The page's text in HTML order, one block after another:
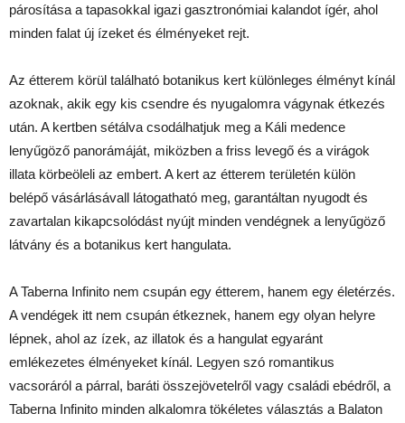
párosítása a tapasokkal igazi gasztronómiai kalandot ígér, ahol
minden falat új ízeket és élményeket rejt.
Az étterem körül található botanikus kert különleges élményt kínál
azoknak, akik egy kis csendre és nyugalomra vágynak étkezés
után. A kertben sétálva csodálhatjuk meg a Káli medence
lenyűgöző panorámáját, miközben a friss levegő és a virágok
illata körbeöleli az embert. A kert az étterem területén külön
belépő vásárlásávall látogatható meg, garantáltan nyugodt és
zavartalan kikapcsolódást nyújt minden vendégnek a lenyűgöző
látvány és a botanikus kert hangulata.
A Taberna Infinito nem csupán egy étterem, hanem egy életérzés.
A vendégek itt nem csupán étkeznek, hanem egy olyan helyre
lépnek, ahol az ízek, az illatok és a hangulat egyaránt
emlékezetes élményeket kínál. Legyen szó romantikus
vacsoráról a párral, baráti összejövetelről vagy családi ebédről, a
Taberna Infinito minden alkalomra tökéletes választás a Balaton